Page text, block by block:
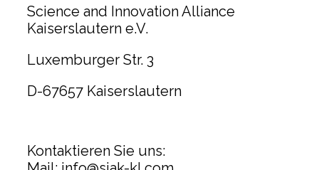
Science and Innovation Alliance
Kaiserslautern e.V.
Luxemburger Str. 3
D-67657 Kaiserslautern
Kontaktieren Sie uns: